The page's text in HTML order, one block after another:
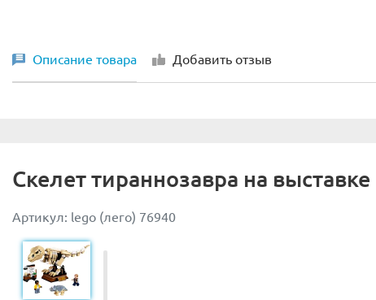
Описание товара Добавить отзыв
Скелет тираннозавра на выставке
Артикул: lego (лего) 76940